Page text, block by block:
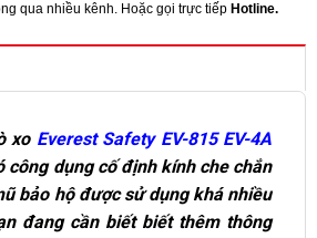
qua nhiều kênh. Hoặc gọi trực tiếp Hotline.
xo Everest Safety EV-815 EV-4A
công dụng cố định kính che chắn
bảo hộ được sử dụng khá nhiều
đang cần biết biết thêm thông